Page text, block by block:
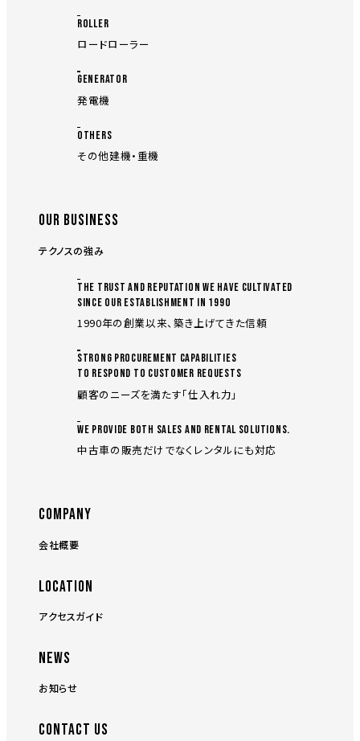
ROLLER
ロードローラー
GENERATOR
発電機
OTHERS
その他建機・重機
OUR BUSINESS
テクノスの強み
THE TRUST AND REPUTATION WE HAVE CULTIVATED
SINCE OUR ESTABLISHMENT IN 1990
1990年の創業以来、築き上げてきた信頼
STRONG PROCUREMENT CAPABILITIES
TO RESPOND TO CUSTOMER REQUESTS
顧客のニーズを満たす「仕入れ力」
WE PROVIDE BOTH SALES AND RENTAL SOLUTIONS.
中古車の販売だけでなくレンタルにも対応
COMPANY
会社概要
LOCATION
アクセスガイド
NEWS
お知らせ
CONTACT US